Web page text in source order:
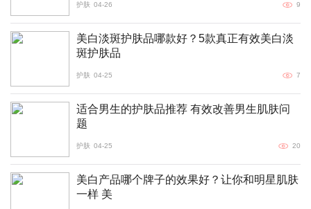
护肤 04-26 9
美白淡斑护肤品哪款好？5款真正有效美白淡
斑护肤品
护肤 04-25 7
适合男生的护肤品推荐 有效改善男生肌肤问
题
护肤 04-25 20
美白产品哪个牌子的效果好？让你和明星肌肤
一样 美